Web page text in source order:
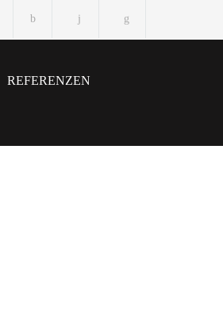
REFERENZEN